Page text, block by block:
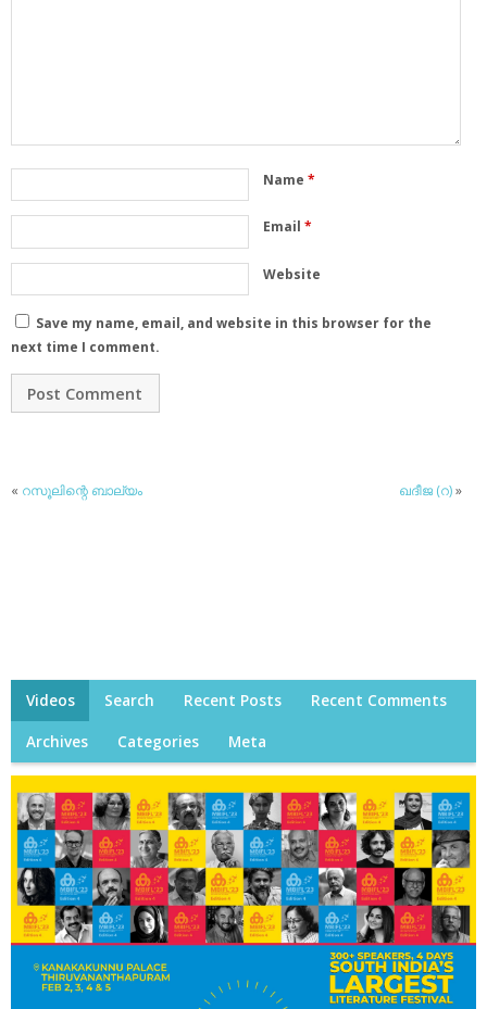
Name *
Email *
Website
Save my name, email, and website in this browser for the
next time I comment.
« റസൂലിന്റെ ബാല്യം ഖദീജ (റ)»
Videos Search Recent Posts Recent Comments
Archives Categories Meta